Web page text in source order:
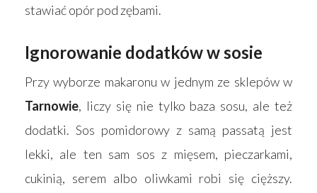
stawiać opór pod zębami.
Ignorowanie dodatków w sosie
Przy wyborze makaronu w jednym ze sklepów w
Tarnowie, liczy się nie tylko baza sosu, ale też
dodatki. Sos pomidorowy z samą passatą jest
lekki, ale ten sam sos z mięsem, pieczarkami,
cukinią, serem albo oliwkami robi się cięższy.